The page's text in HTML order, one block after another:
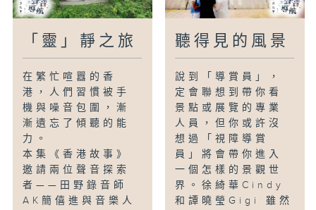
「靈」靜之旅
在繁忙喧囂的香
港，人們習慣被手
機與噪音包圍，漸
漸遺忘了傾聽的能
力。
本集《香港故事》
邀請兩位聲音探索
者——田野錄音師
AK簡僖進與音樂人
聽得見的風景
說到「導賞員」，
定會聯想到帶你看
景點或展覽的專業
人員，但你或許沒
想過「視障導賞
員」將會帶你進入
一個怎樣的景觀世
界。徐綺華Cindy
和譚曉瑩Gigi 雖然